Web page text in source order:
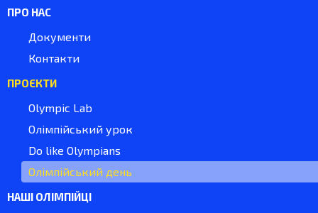
ПРО НАС
Документи
Контакти
ПРОЄКТИ
Olympic Lab
Олімпійський урок
Do like Olympians
Олімпійський день
НАШІ ОЛІМПІЙЦІ